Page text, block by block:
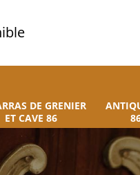
DE GRENIER
ET CAVE 86